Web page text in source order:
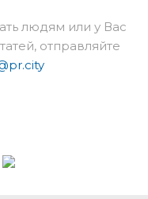
людям или у Вас
отправляйте